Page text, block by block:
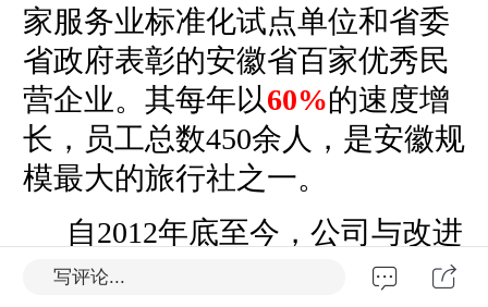
家服务业标准化试点单位和省委
省政府表彰的安徽省百家优秀民
营企业。其每年以60%的速度增
长，员工总数450余人，是安徽规
模最大的旅行社之一。
自2012年底至今，公司与改进
咨询进行多次合作。本项目皆在
写评论...